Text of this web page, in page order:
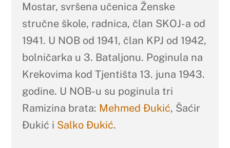
Mostar, svršena učenica Ženske
stručne škole, radnica, član SKOJ-a od
1941. U NOB od 1941, član KPJ od 1942,
bolničarka u 3. Bataljonu. Poginula na
Krekovima kod Tjentišta 13. juna 1943.
godine. U NOB-u su poginula tri
Ramizina brata: Mehmed Đukić, Šaćir
Đukić i Salko Đukić.